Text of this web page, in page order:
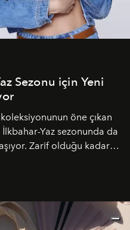
Sezonu için Yeni
öne çıkan
Yaz sezonunda da
Zarif olduğu kadar